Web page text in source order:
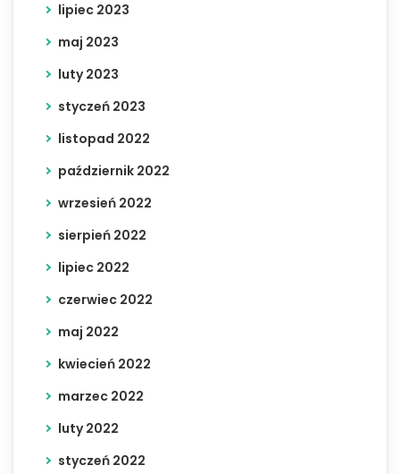
lipiec 2023
maj 2023
luty 2023
styczeń 2023
listopad 2022
październik 2022
wrzesień 2022
sierpień 2022
lipiec 2022
czerwiec 2022
maj 2022
kwiecień 2022
marzec 2022
luty 2022
styczeń 2022